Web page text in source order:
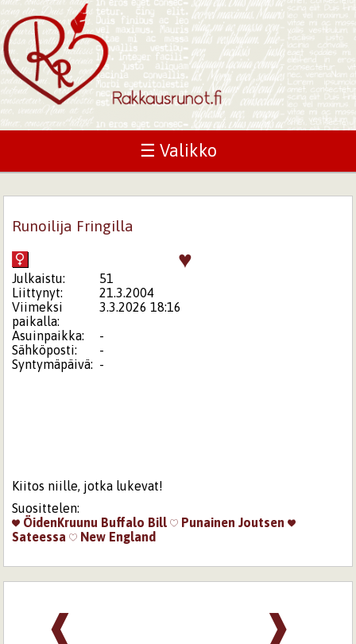
☰ Valikko
Runoilija Fringilla
♥
Julkaistu:
51
Liittynyt:
21.3.2004
Viimeksi
paikalla:
3.3.2026 18:16
Asuinpaikka:
-
Sähköposti:
-
Syntymäpäivä: -
Kiitos niille, jotka lukevat!
Suosittelen:
ÖidenKruunu Buffalo Bill
Punainen Joutsen
Sateessa
New England
❱
❰